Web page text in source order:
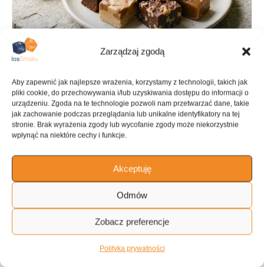
Zarządzaj zgodą
Aby zapewnić jak najlepsze wrażenia, korzystamy z technologii, takich jak
pliki cookie, do przechowywania i/lub uzyskiwania dostępu do informacji o
urządzeniu. Zgoda na te technologie pozwoli nam przetwarzać dane, takie
jak zachowanie podczas przeglądania lub unikalne identyfikatory na tej
stronie. Brak wyrażenia zgody lub wycofanie zgody może niekorzystnie
wpłynąć na niektóre cechy i funkcje.
Akceptuję
Odmów
Zobacz preferencje
Polityka prywatności
PRZYGOTOWANIE
15 min
GOTOWANIE